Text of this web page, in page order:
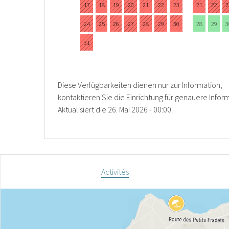
17 18 19 20 21 22 23
24 25 26 27 28 29 30
31
21 22
28 29
Diese Verfügbarkeiten dienen nur zur Information,
kontaktieren Sie die Einrichtung für genauere
Aktualisiert die 26. Mai 2026 - 00:00.
Activités